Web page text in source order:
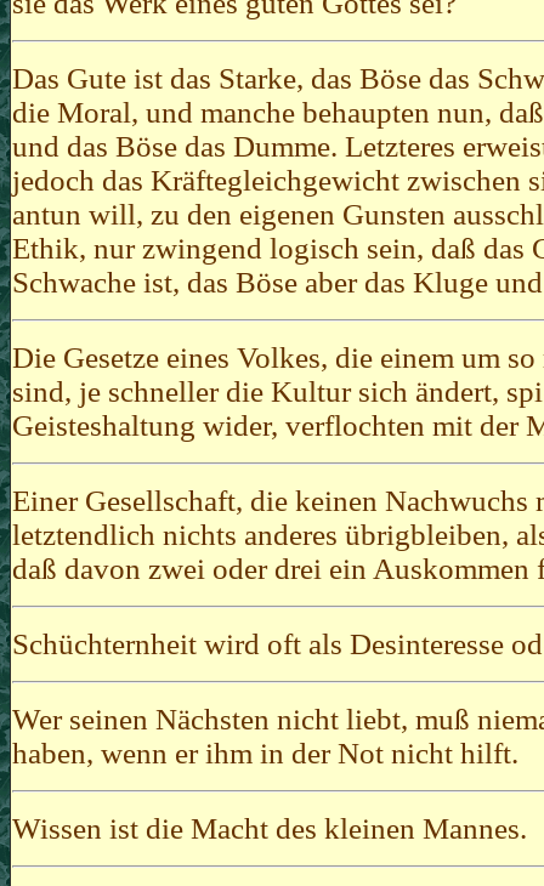
Das Gute ist das Starke, das Böse das
die Moral, und manche behaupten nun,
und das Böse das Dumme. Letzteres
jedoch das Kräftegleichgewicht zwischen
antun will, zu den eigenen Gunsten
Ethik, nur zwingend logisch sein, daß das
Schwache ist, das Böse aber das Kluge
Die Gesetze eines Volkes, die einem um
sind, je schneller die Kultur sich ändert,
Geisteshaltung wider, verflochten mit der
Einer Gesellschaft, die keinen
letztendlich nichts anderes übrigbleiben,
daß davon zwei oder drei ein Auskommen
Schüchternheit wird oft als Desinteresse
Wer seinen Nächsten nicht liebt, muß
haben, wenn er ihm in der Not nicht hilft.
Wissen ist die Macht des kleinen Mannes.